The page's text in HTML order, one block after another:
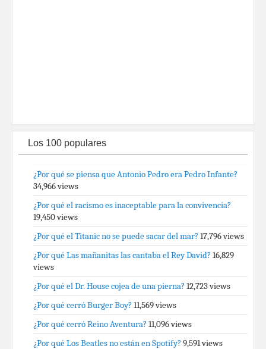
Los 100 populares
¿Por qué se piensa que Antonio Pedro era Pedro Infante?
34,966 views
¿Por qué el racismo es inaceptable para la convivencia?
19,450 views
¿Por qué el Titanic no se puede sacar del mar? 17,796 views
¿Por qué Las mañanitas las cantaba el Rey David? 16,829
views
¿Por qué el Dr. House cojea de una pierna? 12,723 views
¿Por qué cerró Burger Boy? 11,569 views
¿Por qué cerró Reino Aventura? 11,096 views
¿Por qué Los Beatles no están en Spotify? 9,591 views